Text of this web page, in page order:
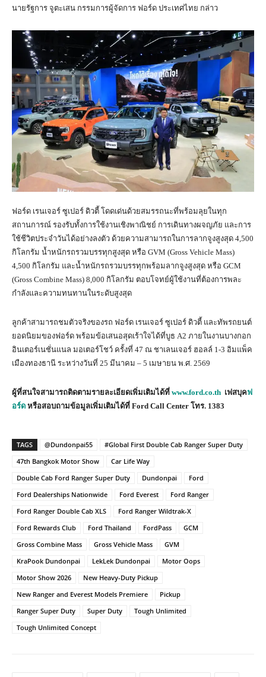
นายรัฐการ จูตะเสน กรรมการผู้จัดการ ฟอร์ด ประเทศไทย กล่าว
ฟอร์ด เรนเจอร์ ซูเปอร์ ดิวตี้ โดดเด่นด้วยสมรรถนะที่พร้อมลุยในทุก
สถานการณ์ รองรับทั้งการใช้งานเชิงพาณิชย์ การเดินทางผจญภัย และการ
ใช้ชีวิตประจำวันได้อย่างลงตัว ด้วยความสามารถในการลากจูงสูงสุด 4,500
กิโลกรัม น้ำหนักรถรวมบรรทุกสูงสุด หรือ GVM (Gross Vehicle Mass)
4,500 กิโลกรัม และน้ำหนักรถรวมบรรทุกพร้อมลากจูงสูงสุด หรือ GCM
(Gross Combine Mass) 8,000 กิโลกรัม ตอบโจทย์ผู้ใช้งานที่ต้องการพละ
กำลังและความทนทานในระดับสูงสุด
ลูกค้าสามารถชมตัวจริงของรถ ฟอร์ด เรนเจอร์ ซูเปอร์ ดิวตี้ และทัพรถยนต์
ยอดนิยมของฟอร์ด พร้อมข้อเสนอสุดเร้าใจได้ที่บูธ A2 ภายในงานบางกอก
อินเตอร์เนชั่นแนล มอเตอร์โชว์ ครั้งที่ 47 ณ ชาเลนเจอร์ ฮอลล์ 1-3 อิมแพ็ค
เมืองทองธานี ระหว่างวันที่ 25 มีนาคม – 5 เมษายน พ.ศ. 2569
ผู้ที่สนใจสามารถติดตามรายละเอียดเพิ่มเติมได้ที่ www.ford.co.th เฟสบุคฟ
อร์ด หรือสอบถามข้อมูลเพิ่มเติมได้ที่ Ford Call Center โทร. 1383
TAGS @Dundonpai55
#Global First Double Cab Ranger Super Duty
47th Bangkok Motor Show
Car Life Way
Double Cab Ford Ranger Super Duty
Dundonpai
Ford
Ford Dealerships Nationwide
Ford Everest
Ford Ranger
Ford Ranger Double Cab XLS
Ford Ranger Wildtrak-X
Ford Rewards Club
Ford Thailand FordPass
GCM
Gross Combine Mass
Gross Vehicle Mass
GVM
KraPook Dundonpai
LekLek Dundonpai
Motor Oops
Motor Show 2026
New Heavy-Duty Pickup
New Ranger and Everest Models Premiere
Pickup
Ranger Super Duty
Super Duty
Tough Unlimited
Tough Unlimited Concept